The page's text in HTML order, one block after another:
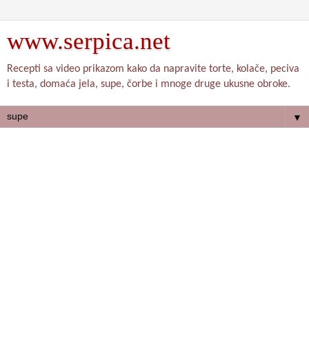
www.serpica.net
Recepti sa video prikazom kako da napravite torte, kolače, peciva
i testa, domaća jela, supe, čorbe i mnoge druge ukusne obroke.
▼